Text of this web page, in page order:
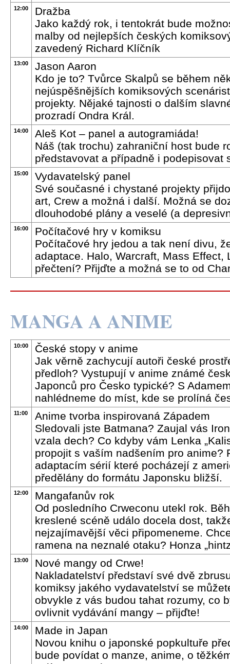
12:00
Dražba
Jako každý rok, i tentokrát bude
malby od nejlepších českých
zavedený Richard Klíčník
13:00
Jason Aaron
Kdo je to? Tvůrce Skalpů se během
nejúspěšnějších komiksových
projekty. Nějaké tajnosti o dalším
prozradí Ondra Král.
14:00
Aleš Kot – panel a autogramiáda!
Náš (tak trochu) zahraniční host bude
představovat a případně i podepisovat
15:00
Vydavatelský panel
Své současné i chystané projekty
art, Crew a možná i další. Možná se
dlouhodobé plány a veselé (a
16:00
Počítačové hry v komiksu
Počítačové hry jedou a tak není divu,
adaptace. Halo, Warcraft, Mass
přečtení? Přijďte a možná se to od
MANGA A ANIME
10:00
České stopy v anime
Jak věrně zachycují autoři české
předloh? Vystupují v anime známé
Japonců pro Česko typické? S
nahlédneme do míst, kde se prolíná
11:00
Anime tvorba inspirovaná Západem
Sledovali jste Batmana? Zaujal vás
vzala dech? Co kdyby vám Lenka
propojit s vaším nadšením pro anime?
adaptacím sérií které pocházejí z
předělány do formátu Japonsku bližší.
12:00
Mangafanův rok
Od posledního Crweconu utekl rok.
kreslené scéně událo docela dost,
nejzajímavější věci připomeneme.
ramena na neznalé otaku? Honza
13:00
Nové mangy od Crwe!
Nakladatelství představí své dvě
komiksy jakého vydavatelství se
obvykle z vás budou tahat rozumy, co
ovlivnit vydávání mangy – přijďte!
14:00
Made in Japan
Novou knihu o japonské popkultuře
bude povídat o manze, anime, o